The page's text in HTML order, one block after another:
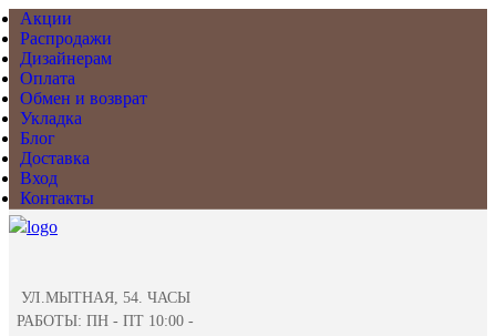
Акции
Распродажи
Дизайнерам
Оплата
Обмен и возврат
Укладка
Блог
Доставка
Вход
Контакты
УЛ.МЫТНАЯ, 54. ЧАСЫ
РАБОТЫ: ПН - ПТ 10:00 -